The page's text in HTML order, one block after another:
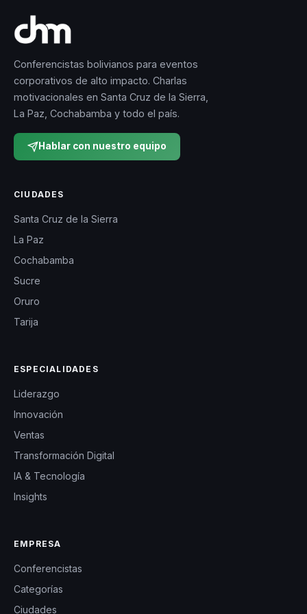
Conferencistas bolivianos para eventos
corporativos de alto impacto. Charlas
motivacionales en Santa Cruz de la Sierra,
La Paz, Cochabamba y todo el país.
Hablar con nuestro equipo
CIUDADES
Santa Cruz de la Sierra
La Paz
Cochabamba
Sucre
Oruro
Tarija
ESPECIALIDADES
Liderazgo
Innovación
Ventas
Transformación Digital
IA & Tecnología
Insights
EMPRESA
Conferencistas
Categorías
Ciudades